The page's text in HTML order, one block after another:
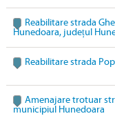
Reabilitare strada
Hunedoara, județul
Reabilitare strada
Amenajare trotuar
municipiul Hunedoara